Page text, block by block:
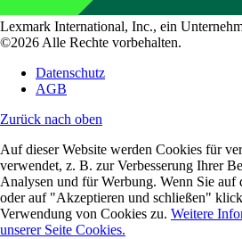
Lexmark International, Inc., ein
©2026 Alle Rechte vorbehalten.
Datenschutz
AGB
Zurück nach oben
Auf dieser Website werden Cookies für
verwendet, z. B. zur Verbesserung Ihrer
Analysen und für Werbung. Wenn Sie auf
oder auf "Akzeptieren und schließen"
Verwendung von Cookies zu. Weitere
unserer Seite Cookies.